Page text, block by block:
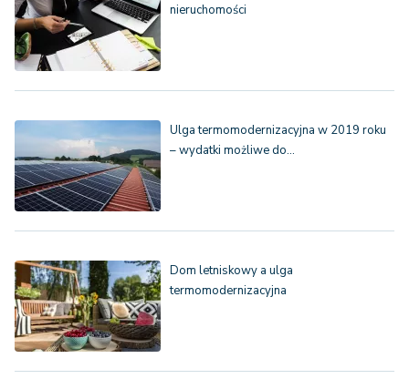
nieruchomości
Ulga termomodernizacyjna w 2019 roku
– wydatki możliwe do…
Dom letniskowy a ulga
termomodernizacyjna